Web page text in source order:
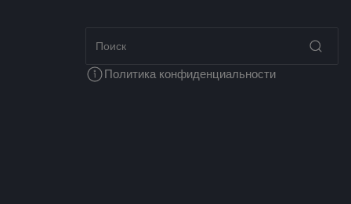
Политика конфиденциальности